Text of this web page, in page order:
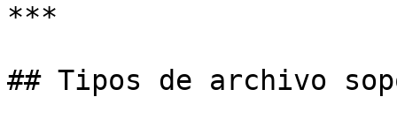
***
## Tipos de archivo